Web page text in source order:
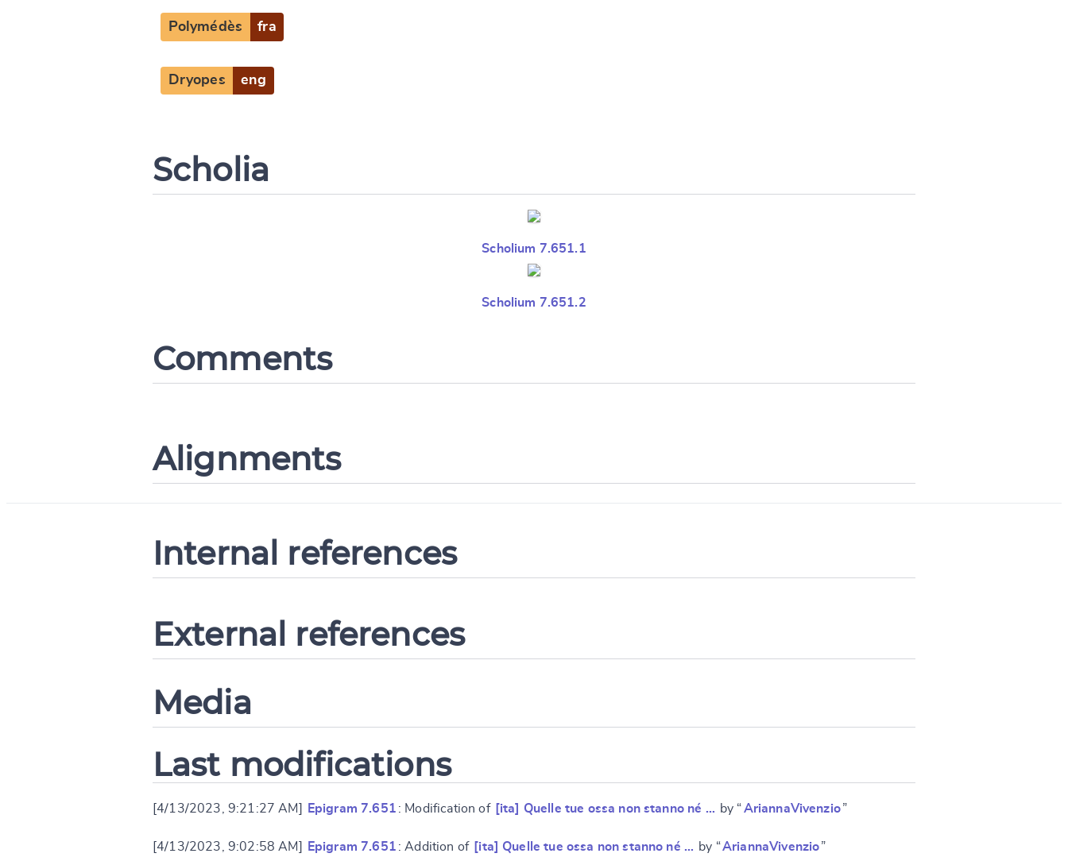
Polymédès fra
Dryopes eng
Scholia
Scholium 7.651.1
Scholium 7.651.2
Comments
Alignments
Internal references
External references
Media
Last modifications
[4/13/2023, 9:21:27 AM] Epigram 7.651 : Modification of [ita] Quelle tue ossa non stanno né … by “AriannaVivenzio”
[4/13/2023, 9:02:58 AM] Epigram 7.651 : Addition of [ita] Quelle tue ossa non stanno né … by “AriannaVivenzio”